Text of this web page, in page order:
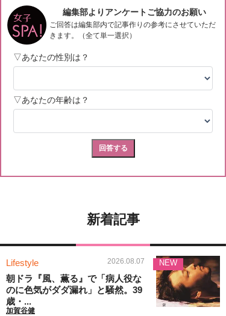
新着記事
Lifestyle 2026.08.07
朝ドラ『風、薫る』で「病人役な
のに色気がダダ漏れ」と騒然。39
歳・...
加賀谷健
NEW